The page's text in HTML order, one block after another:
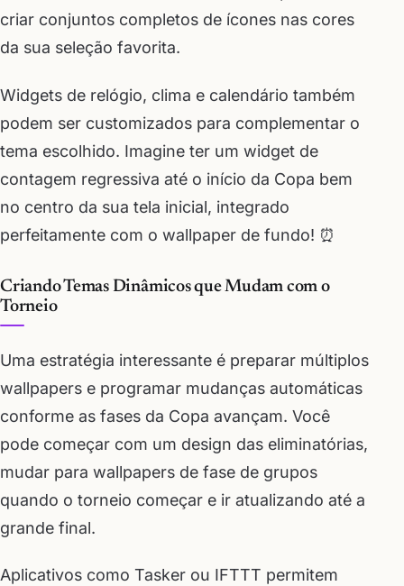
criar conjuntos completos de ícones nas cores
da sua seleção favorita.
Widgets de relógio, clima e calendário também
podem ser customizados para complementar o
tema escolhido. Imagine ter um widget de
contagem regressiva até o início da Copa bem
no centro da sua tela inicial, integrado
perfeitamente com o wallpaper de fundo! ⏰
Criando Temas Dinâmicos que Mudam com o
Torneio
Uma estratégia interessante é preparar múltiplos
wallpapers e programar mudanças automáticas
conforme as fases da Copa avançam. Você
pode começar com um design das eliminatórias,
mudar para wallpapers de fase de grupos
quando o torneio começar e ir atualizando até a
grande final.
Aplicativos como Tasker ou IFTTT permitem